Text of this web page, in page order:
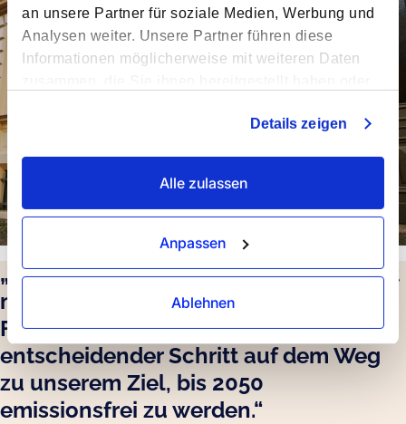
an unsere Partner für soziale Medien, Werbung und
Analysen weiter. Unsere Partner führen diese
Informationen möglicherweise mit weiteren Daten
Details zeigen
Alle zulassen
Anpassen
Ablehnen
„Wir haben uns wegen der Möglichkeit
mit Biokraftstoff zu verschiffen für
Forto entschieden - ein
entscheidender Schritt auf dem Weg
zu unserem Ziel, bis 2050
emissionsfrei zu werden.“